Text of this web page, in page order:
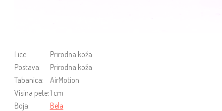
Lice:
Prirodna koža
Postava:
Prirodna koža
Tabanica:
AirMotion
Visina pete:1 cm
Boja:
Bela